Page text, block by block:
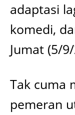
adaptasi
komedi,
Jumat (5/
Tak cuma
pemeran